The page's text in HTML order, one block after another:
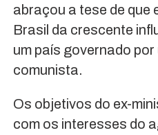
abraçou a tese de que
Brasil da crescente
um país governado
comunista.
Os objetivos do ex-
com os interesses do